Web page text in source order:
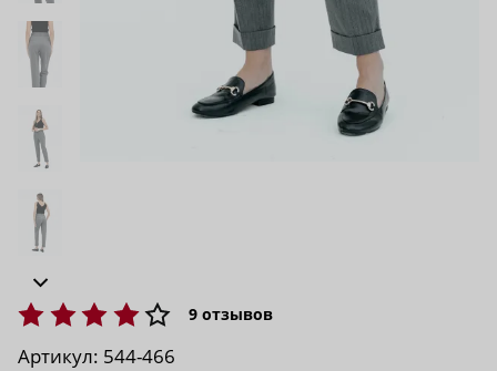
9 отзывов
Артикул: 544-466